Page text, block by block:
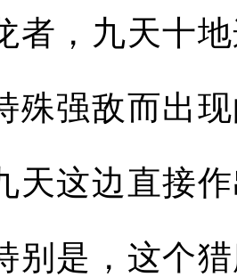
者，九天十
殊强敌而出
天这边直接
别是，这个